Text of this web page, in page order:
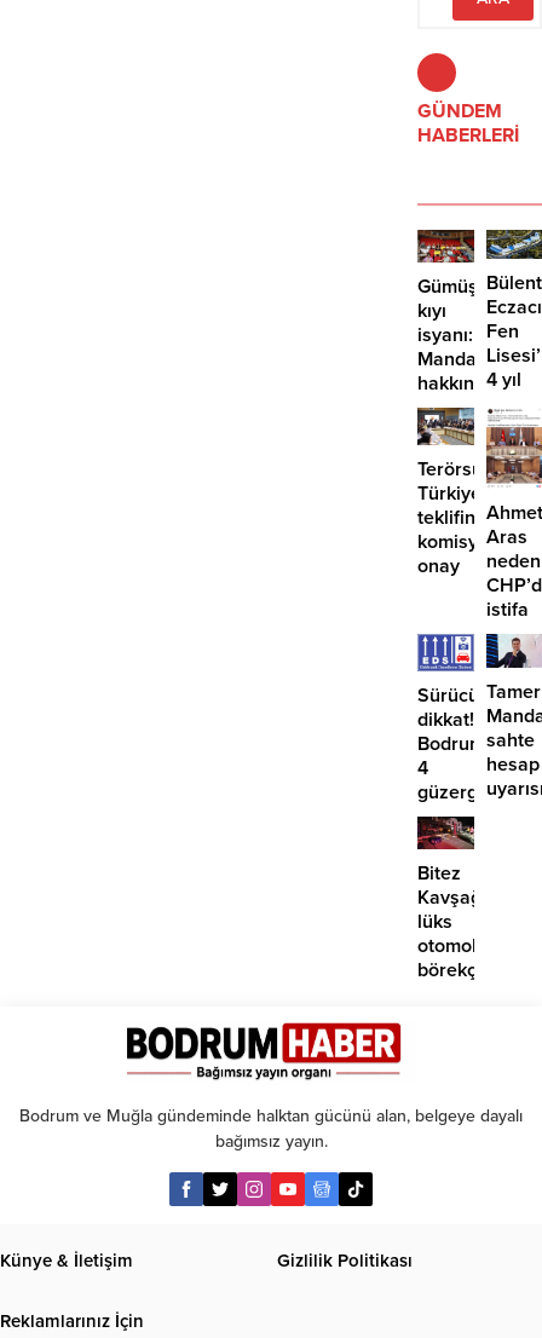
GÜNDEM
HABERLERİ
Gümüşlük’te
kıyı
isyanı:
Mandalinci
hakkında
suç
duyurusu
Bülent
Fen
4 yıl
geçti,
hâlâ
proje
Terörsüz
Türkiye
teklifine
komisyondan
onay
Ahmet
Aras
neden
istifa
Sürücüler
dikkat!
Bodrum’da
4
güzergahta
EDS
başlıyor
Tamer
sahte
hesap
Bitez
Kavşağı’nda
lüks
otomobil
börekçiye
Bodrum ve Muğla gündeminde halktan gücünü alan, belgeye dayalı
bağımsız yayın.
Künye & İletişim Gizlilik Politikası
Reklamlarınız İçin